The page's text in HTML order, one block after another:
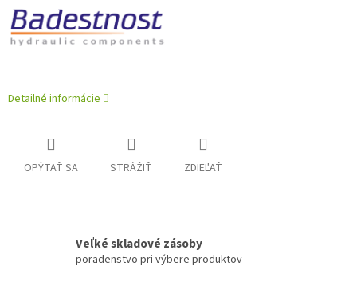
Detailné informácie
OPÝTAŤ SA STRÁŽIŤ ZDIEĽAŤ
Veľké skladové zásoby
poradenstvo pri výbere produktov